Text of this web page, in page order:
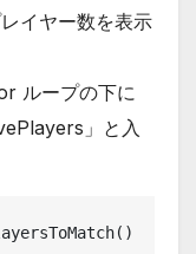
イヤー数を表示
ループの下に
」と入